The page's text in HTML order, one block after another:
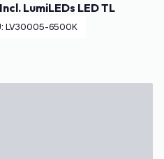
LumiLEDs LED TL
: LV30005-6500K